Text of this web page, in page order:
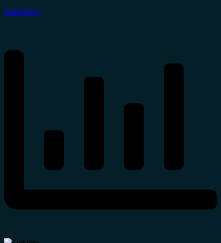
Read More